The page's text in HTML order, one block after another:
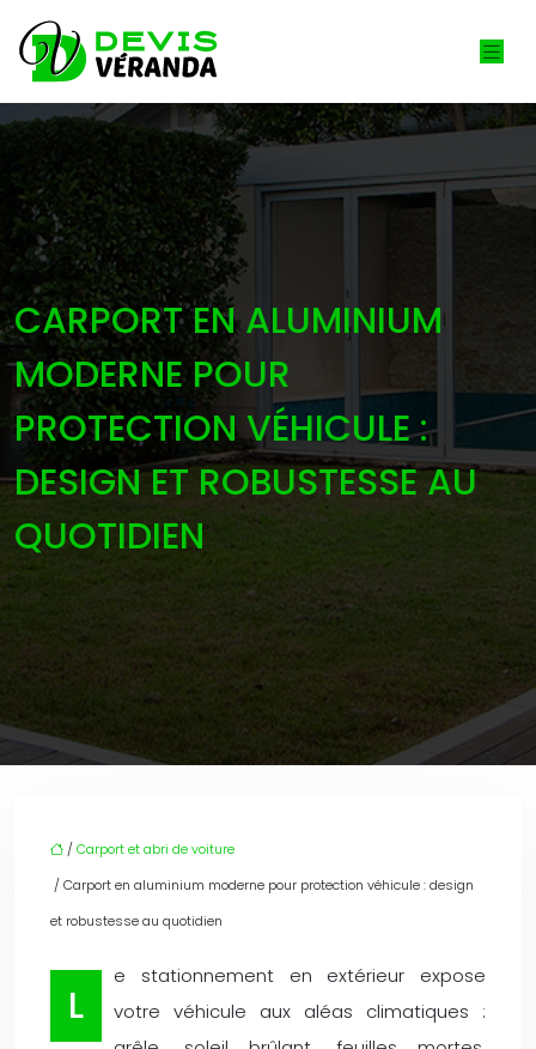
CARPORT EN ALUMINIUM
MODERNE POUR
PROTECTION VÉHICULE :
DESIGN ET ROBUSTESSE AU
QUOTIDIEN
/Carport et abri de voiture
/ Carport en aluminium moderne pour protection véhicule : design
et robustesse au quotidien
L
e stationnement en extérieur expose
votre véhicule aux aléas climatiques :